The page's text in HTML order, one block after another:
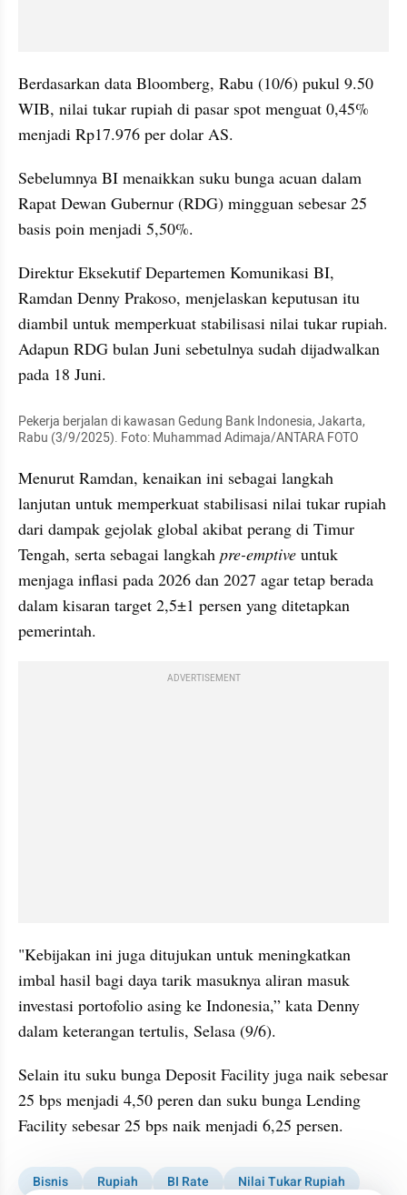
Berdasarkan data Bloomberg, Rabu (10/6) pukul 9.50
WIB, nilai tukar rupiah di pasar spot menguat 0,45%
menjadi Rp17.976 per dolar AS.
Sebelumnya BI menaikkan suku bunga acuan dalam
Rapat Dewan Gubernur (RDG) mingguan sebesar 25
basis poin menjadi 5,50%.
Direktur Eksekutif Departemen Komunikasi BI,
Ramdan Denny Prakoso, menjelaskan keputusan itu
diambil untuk memperkuat stabilisasi nilai tukar rupiah.
Adapun RDG bulan Juni sebetulnya sudah dijadwalkan
pada 18 Juni.
Pekerja berjalan di kawasan Gedung Bank Indonesia, Jakarta,
Rabu (3/9/2025). Foto: Muhammad Adimaja/ANTARA FOTO
Menurut Ramdan, kenaikan ini sebagai langkah
lanjutan untuk memperkuat stabilisasi nilai tukar rupiah
dari dampak gejolak global akibat perang di Timur
Tengah, serta sebagai langkah pre-emptive untuk
menjaga inflasi pada 2026 dan 2027 agar tetap berada
dalam kisaran target 2,5±1 persen yang ditetapkan
pemerintah.
ADVERTISEMENT
"Kebijakan ini juga ditujukan untuk meningkatkan
imbal hasil bagi daya tarik masuknya aliran masuk
investasi portofolio asing ke Indonesia,” kata Denny
dalam keterangan tertulis, Selasa (9/6).
Selain itu suku bunga Deposit Facility juga naik sebesar
25 bps menjadi 4,50 peren dan suku bunga Lending
Facility sebesar 25 bps naik menjadi 6,25 persen.
Bisnis Rupiah BI Rate Nilai Tukar Rupiah